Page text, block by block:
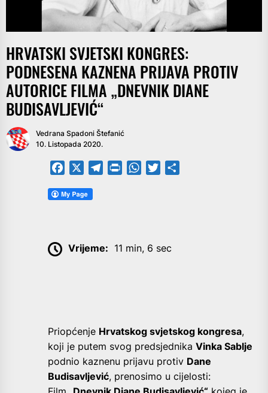
HRVATSKI SVJETSKI KONGRES:
PODNESENA KAZNENA PRIJAVA PROTIV
AUTORICE FILMA „DNEVNIK DIANE
BUDISAVLJEVIĆ“
Vedrana Spadoni Štefanić
10. Listopada 2020.
Facebook TelegramPrintFriendly
WhatsApp
Twitter
Vrijeme: 11 min, 6 sec
Priopćenje Hrvatskog svjetskog kongresa,
koji je putem svog predsjednika Vinka Sablje
podnio kaznenu prijavu protiv Dane
Budisavljević, prenosimo u cijelosti: